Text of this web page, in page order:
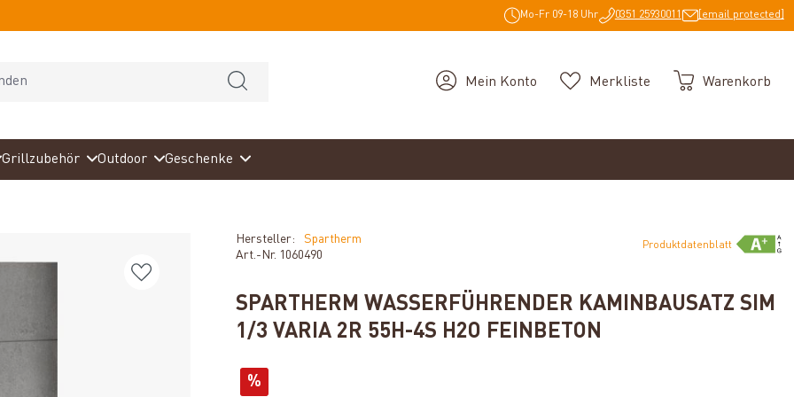
Mo-Fr 09-18 Uhr 0351 25930011 [email protected]
Mein Konto Merkliste Warenkorb
Grillzubehör Outdoor Geschenke
Hersteller:
Spartherm
Art.-Nr. 1060490
Produktdatenblatt
SPARTHERM WASSERFÜHRENDER KAMINBAUSATZ SIM
1/3 VARIA 2R 55H-4S H2O FEINBETON
%